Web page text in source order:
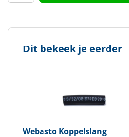
Dit bekeek je eerder
Webasto Koppelslang